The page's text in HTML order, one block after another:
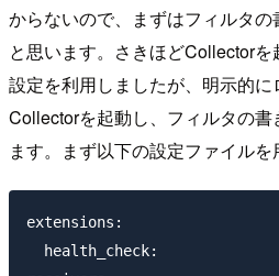
からないので、まずはフィルタ
と思います。さきほどCollector
設定を利用しましたが、明示的
Collectorを起動し、フィルタの
ます。まず以下の設定ファイルを
extensions:
  health_check: